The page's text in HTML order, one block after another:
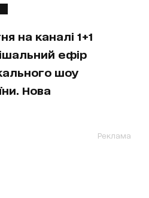
на каналі 1+1
ефір
шоу
Нова
Реклама